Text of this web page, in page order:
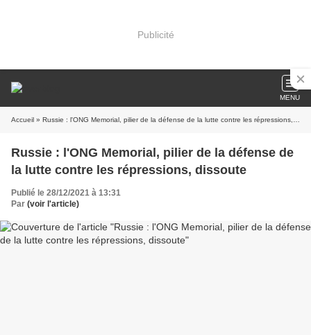
Publicité
MENU
Accueil » Russie : l'ONG Memorial, pilier de la défense de la lutte contre les répressions, dissoute
Russie : l'ONG Memorial, pilier de la défense de
la lutte contre les répressions, dissoute
Publié le 28/12/2021 à 13:31
Par (voir l'article)